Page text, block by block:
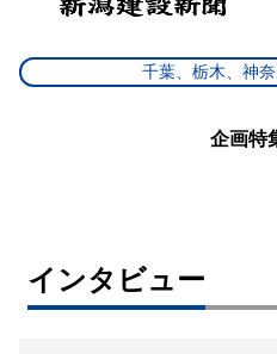
千葉、栃木、神
企画特
インタビュー